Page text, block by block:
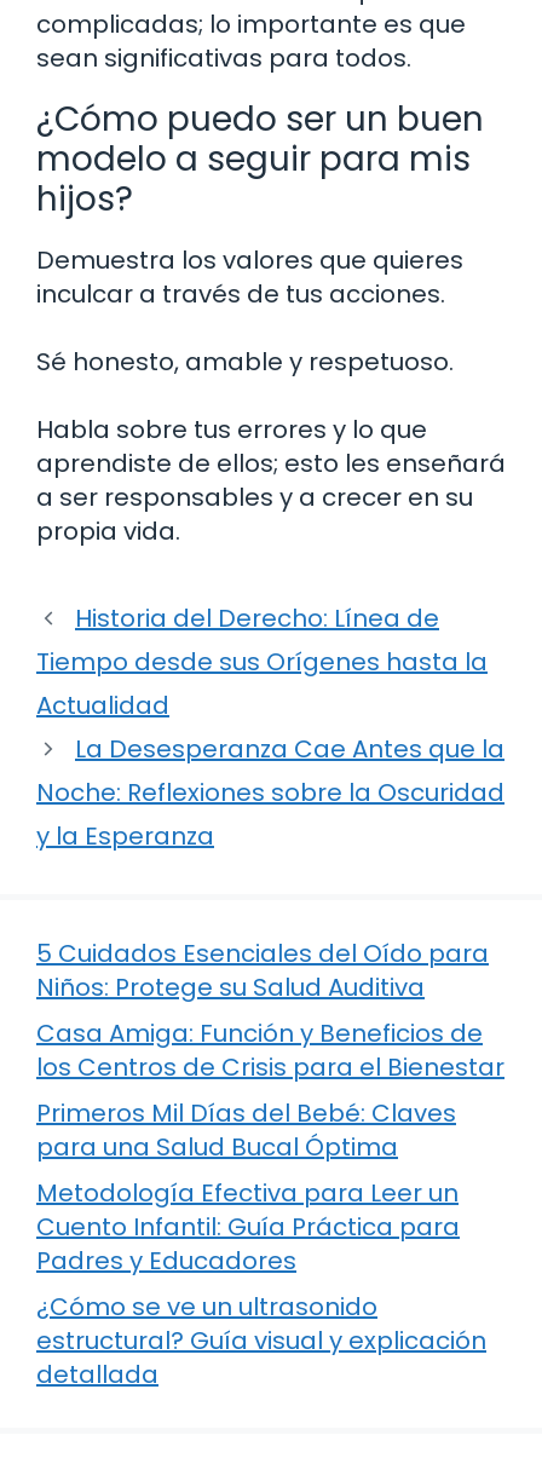
complicadas; lo importante es que
sean significativas para todos.
¿Cómo puedo ser un buen
modelo a seguir para mis
hijos?
Demuestra los valores que quieres
inculcar a través de tus acciones.
Sé honesto, amable y respetuoso.
Habla sobre tus errores y lo que
aprendiste de ellos; esto les enseñará
a ser responsables y a crecer en su
propia vida.
Historia del Derecho: Línea de
Tiempo desde sus Orígenes hasta la
Actualidad
La Desesperanza Cae Antes que la
Noche: Reflexiones sobre la Oscuridad
y la Esperanza
5 Cuidados Esenciales del Oído para
Niños: Protege su Salud Auditiva
Casa Amiga: Función y Beneficios de
los Centros de Crisis para el Bienestar
Primeros Mil Días del Bebé: Claves
para una Salud Bucal Óptima
Metodología Efectiva para Leer un
Cuento Infantil: Guía Práctica para
Padres y Educadores
¿Cómo se ve un ultrasonido
estructural? Guía visual y explicación
detallada